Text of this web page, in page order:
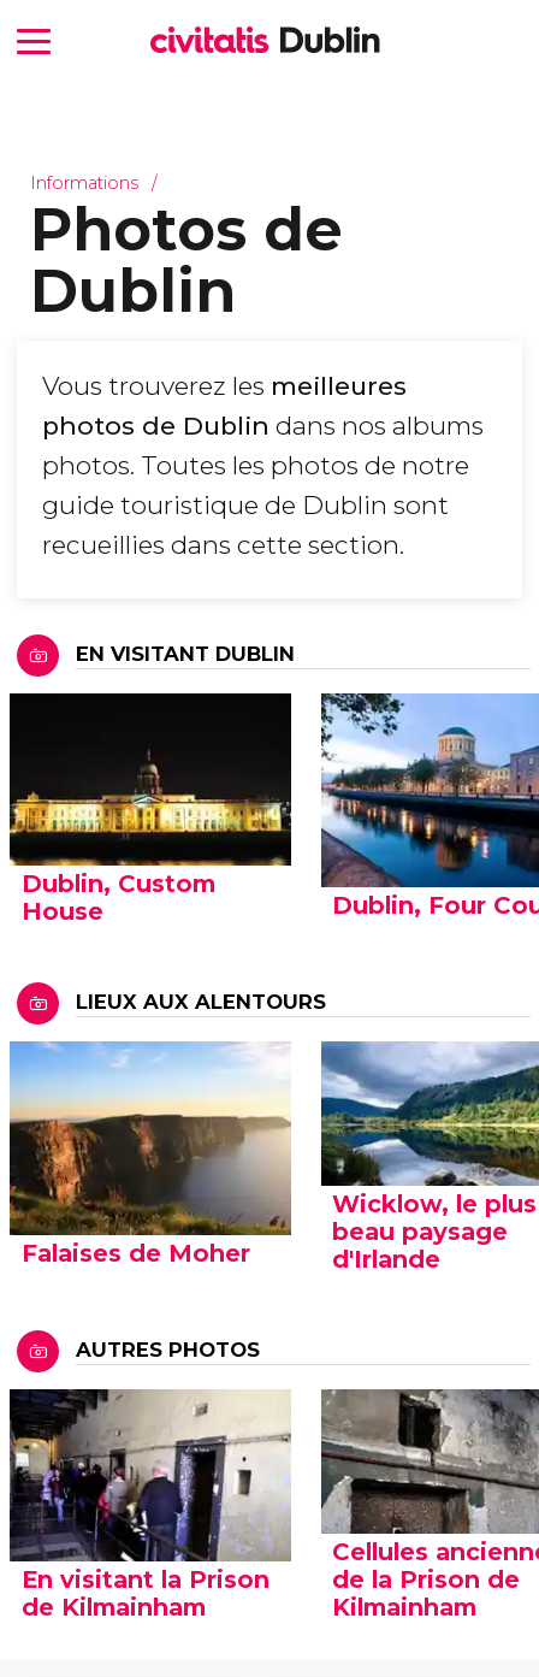
Informations
Photos de
Dublin
Vous trouverez les meilleures
photos de Dublin dans nos albums
photos. Toutes les photos de notre
guide touristique de Dublin sont
recueillies dans cette section.
EN VISITANT DUBLIN
Dublin, Custom
House
Dublin, Four
LIEUX AUX ALENTOURS
Falaises de Moher
Wicklow, le plus
beau paysage
d'Irlande
AUTRES PHOTOS
En visitant la Prison
de Kilmainham
Cellules
de la Prison de
Kilmainham